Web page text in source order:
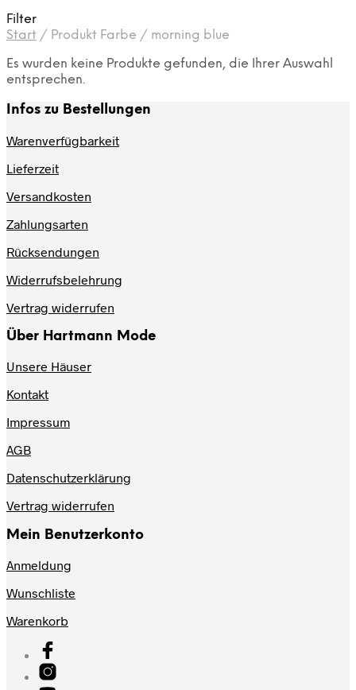
Filter
Start / Produkt Farbe / morning blue
Es wurden keine Produkte gefunden, die Ihrer Auswahl
entsprechen.
Infos zu Bestellungen
Warenverfügbarkeit
Lieferzeit
Versandkosten
Zahlungsarten
Rücksendungen
Widerrufsbelehrung
Vertrag widerrufen
Über Hartmann Mode
Unsere Häuser
Kontakt
Impressum
AGB
Datenschutzerklärung
Vertrag widerrufen
Mein Benutzerkonto
Anmeldung
Wunschliste
Warenkorb